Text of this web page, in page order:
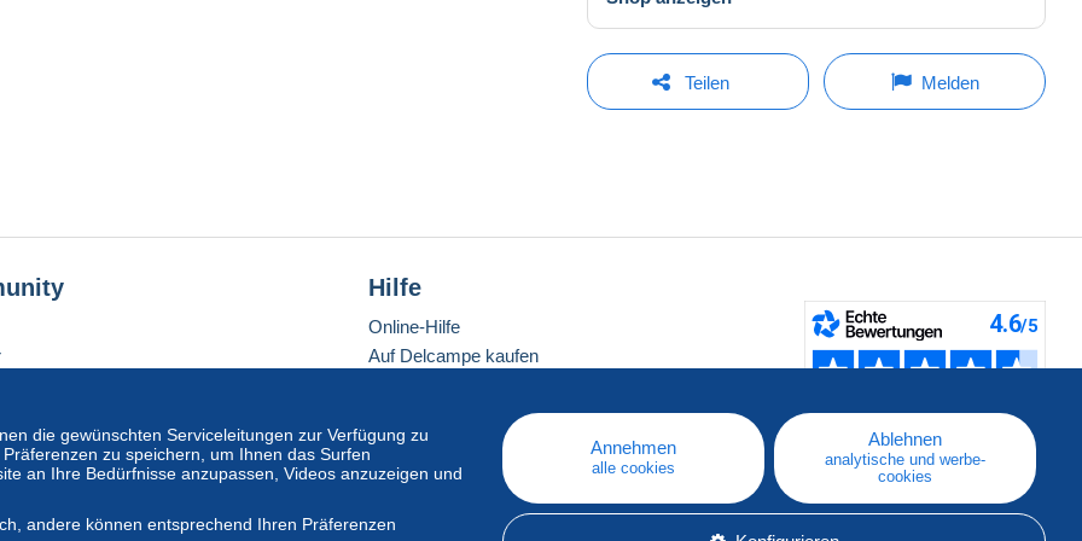
Teilen Melden
die gewünschten Serviceleitungen zur Verfügung zu
zu speichern, um Ihnen das Surfen
an Ihre Bedürfnisse anzupassen, Videos anzuzeigen und
andere können entsprechend Ihren Präferenzen
Annehmen
alle cookies
Ablehnen
analytische und werbe-
cookies
Hilfe
Online-Hilfe
Auf Delcampe kaufen
Eine sichere Website